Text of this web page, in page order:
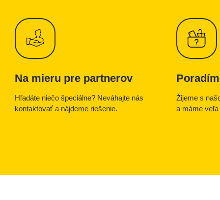
Na mieru pre partnerov
Hľadáte niečo špeciálne? Neváhajte nás
kontaktovať a nájdeme riešenie.
Žijeme s
a máme